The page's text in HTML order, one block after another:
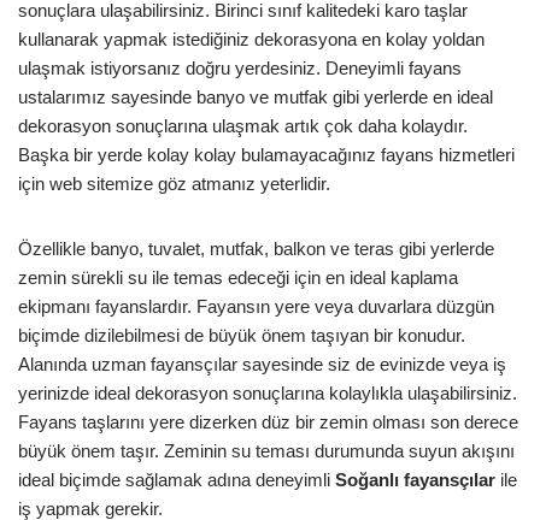
sonuçlara ulaşabilirsiniz. Birinci sınıf kalitedeki karo taşlar
kullanarak yapmak istediğiniz dekorasyona en kolay yoldan
ulaşmak istiyorsanız doğru yerdesiniz. Deneyimli fayans
ustalarımız sayesinde banyo ve mutfak gibi yerlerde en ideal
dekorasyon sonuçlarına ulaşmak artık çok daha kolaydır.
Başka bir yerde kolay kolay bulamayacağınız fayans hizmetleri
için web sitemize göz atmanız yeterlidir.
Özellikle banyo, tuvalet, mutfak, balkon ve teras gibi yerlerde
zemin sürekli su ile temas edeceği için en ideal kaplama
ekipmanı fayanslardır. Fayansın yere veya duvarlara düzgün
biçimde dizilebilmesi de büyük önem taşıyan bir konudur.
Alanında uzman fayansçılar sayesinde siz de evinizde veya iş
yerinizde ideal dekorasyon sonuçlarına kolaylıkla ulaşabilirsiniz.
Fayans taşlarını yere dizerken düz bir zemin olması son derece
büyük önem taşır. Zeminin su teması durumunda suyun akışını
ideal biçimde sağlamak adına deneyimli Soğanlı fayansçılar ile
iş yapmak gerekir.